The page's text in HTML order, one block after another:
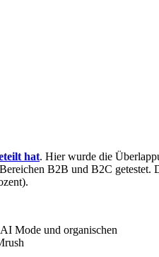
hat. Hier wurde die
B2B und B2C